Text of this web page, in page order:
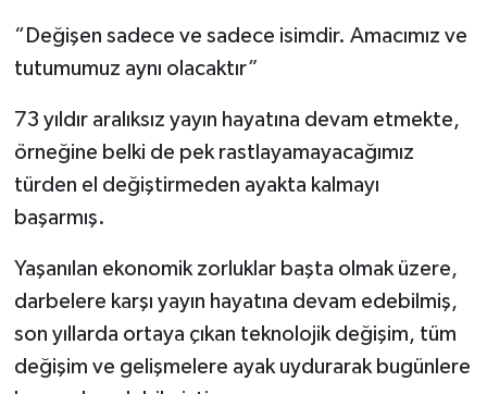
“Değişen sadece ve sadece isimdir. Amacımız ve
tutumumuz aynı olacaktır”
73 yıldır aralıksız yayın hayatına devam etmekte,
örneğine belki de pek rastlayamayacağımız
türden el değiştirmeden ayakta kalmayı
başarmış.
Yaşanılan ekonomik zorluklar başta olmak üzere,
darbelere karşı yayın hayatına devam edebilmiş,
son yıllarda ortaya çıkan teknolojik değişim, tüm
değişim ve gelişmelere ayak uydurarak bugünlere